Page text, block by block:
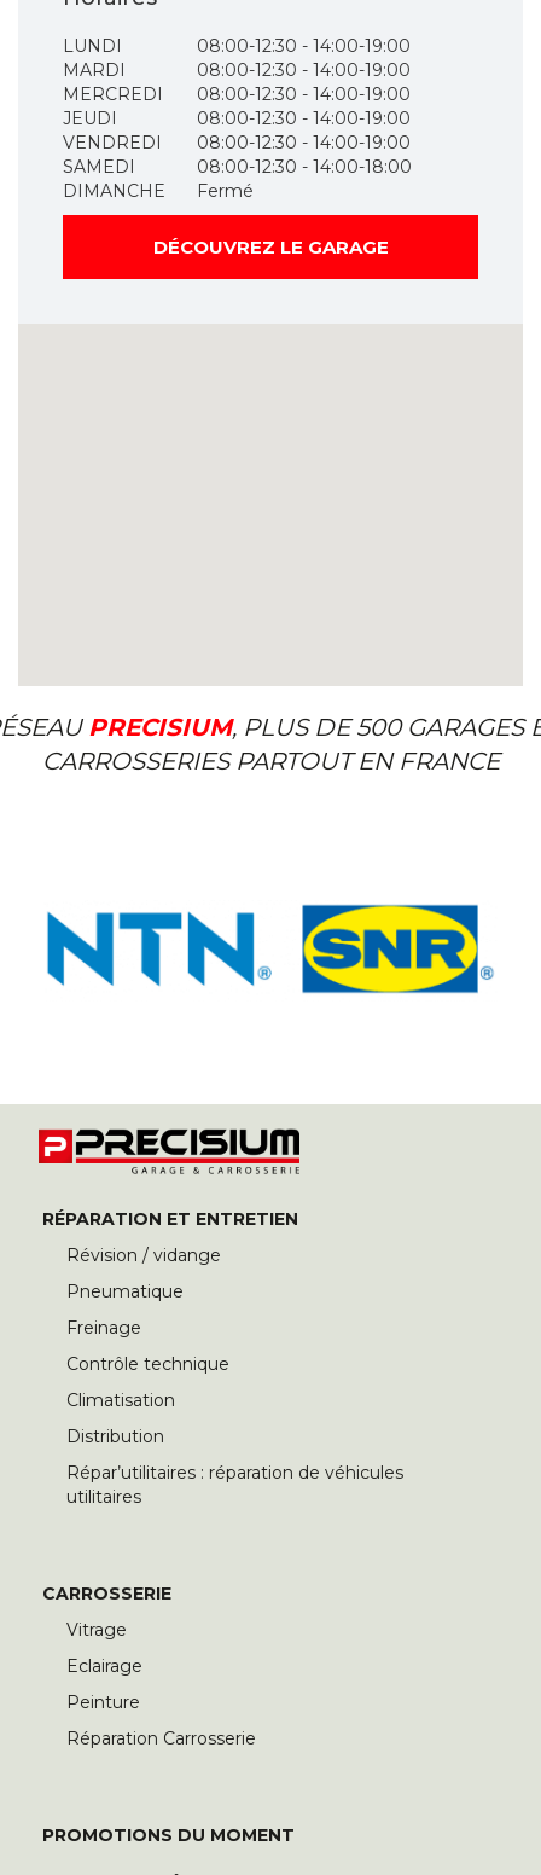
LUNDI
08:00-12:30 - 14:00-19:00
MARDI
08:00-12:30 - 14:00-19:00
MERCREDI
08:00-12:30 - 14:00-19:00
JEUDI
08:00-12:30 - 14:00-19:00
VENDREDI
08:00-12:30 - 14:00-19:00
SAMEDI
08:00-12:30 - 14:00-18:00
DIMANCHE
Fermé
DÉCOUVREZ LE GARAGE
PRECISIUM, PLUS DE 500 GARAGES
CARROSSERIES PARTOUT EN FRANCE
RÉPARATION ET ENTRETIEN
Révision / vidange
Pneumatique
Freinage
Contrôle technique
Climatisation
Distribution
Répar’utilitaires : réparation de véhicules
utilitaires
CARROSSERIE
Vitrage
Eclairage
Peinture
Réparation Carrosserie
PROMOTIONS DU MOMENT